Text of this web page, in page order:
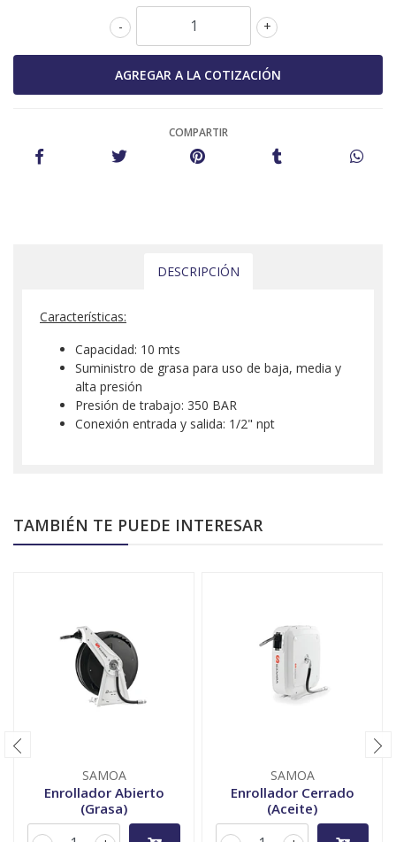
+
-
COMPARTIR
DESCRIPCIÓN
Características:
Capacidad: 10 mts
Suministro de grasa para uso de baja, media y
alta presión
Presión de trabajo: 350 BAR
Conexión entrada y salida: 1/2" npt
TAMBIÉN TE PUEDE INTERESAR
SAMOA
Enrollador Abierto
(Grasa)
SAMOA
Enrollador Cerrado
(Aceite)